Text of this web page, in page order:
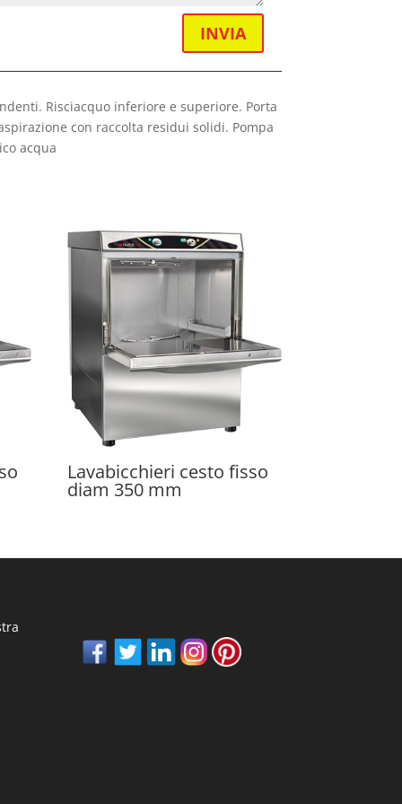
INVIA
Risciacquo inferiore e superiore. Porta
con raccolta residui solidi. Pompa
acqua
Lavabicchieri cesto fisso
diam 350 mm